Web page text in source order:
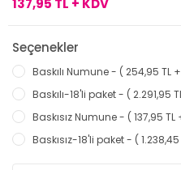
137,95 TL + KDV
Seçenekler
Baskılı Numune - ( 254,95 TL +
Baskılı-18'li paket - ( 2.291,95
Baskısız Numune - ( 137,95 TL
Baskısız-18'li paket - ( 1.238,45